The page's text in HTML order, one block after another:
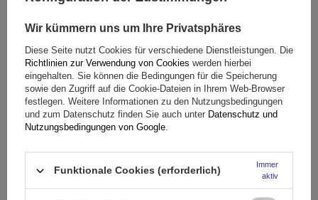
Spezifikation
Das Produkt passt zu Autos
Lieferung
Wir kümmern uns um Ihre Privatsphäres
Diese Seite nutzt Cookies für verschiedene Dienstleistungen. Die
Richtlinien zur Verwendung von Cookies werden hierbei
eingehalten. Sie können die Bedingungen für die Speicherung
sowie den Zugriff auf die Cookie-Dateien in Ihrem Web-Browser
festlegen. Weitere Informationen zu den Nutzungsbedingungen
und zum Datenschutz finden Sie auch unter Datenschutz und
Nutzungsbedingungen von Google.
Funktionale Cookies (erforderlich)
Immer
aktiv